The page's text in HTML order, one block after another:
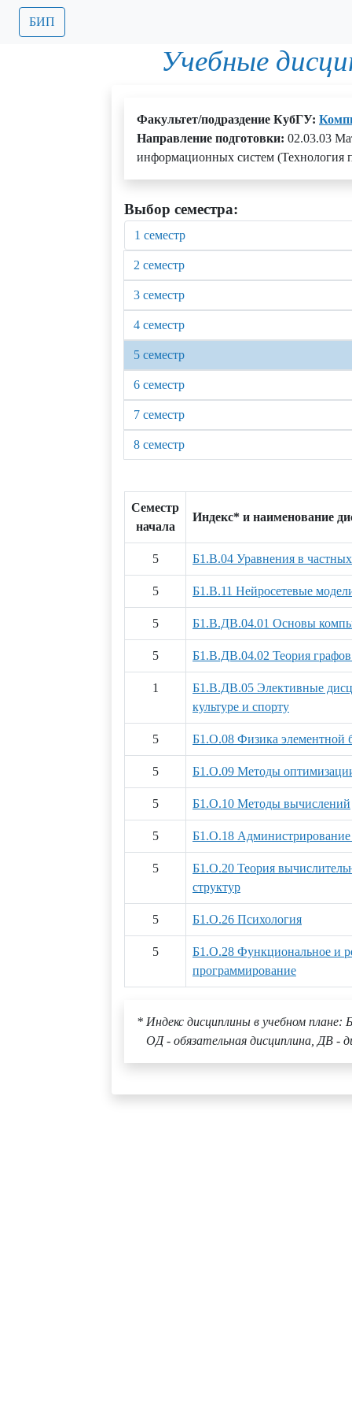
БИП
Учебные
Факультет/подраздение КубГУ:
Направление подготовки: 02.03.03
информационных систем
Выбор семестра:
1 семестр
2 семестр
3 семестр
4 семестр
5 семестр
6 семестр
7 семестр
8 семестр
Семестр
начала
Индекс* и наименование
5 Б1.В.04 Уравнения в
5 Б1.В.11 Нейросетевые
5 Б1.В.ДВ.04.01 Основы
5 Б1.В.ДВ.04.02 Теория
1
Б1.В.ДВ.05 Элективные
культуре и спорту
5 Б1.О.08 Физика
5 Б1.О.09 Методы
5 Б1.О.10 Методы вычислений
5 Б1.О.18
5
Б1.О.20 Теория
структур
5 Б1.О.26 Психология
5
Б1.О.28 Функциональное и
программирование
* Индекс дисциплины в учебном плане:
ОД - обязательная дисциплина, ДВ -